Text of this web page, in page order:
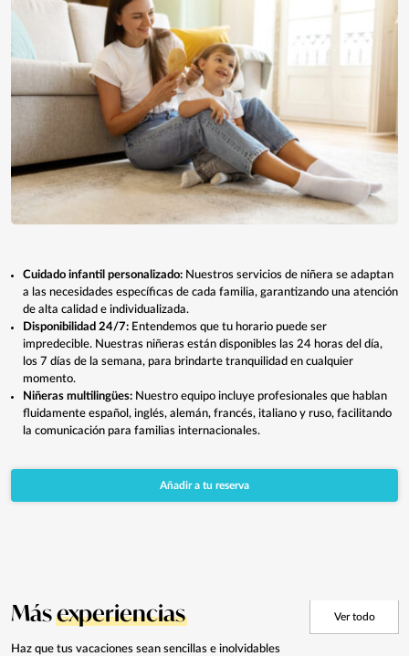
Cuidado infantil personalizado: Nuestros servicios de niñera se adaptan
a las necesidades específicas de cada familia, garantizando una atención
de alta calidad e individualizada.
Disponibilidad 24/7: Entendemos que tu horario puede ser
impredecible. Nuestras niñeras están disponibles las 24 horas del día,
los 7 días de la semana, para brindarte tranquilidad en cualquier
momento.
Niñeras multilingües: Nuestro equipo incluye profesionales que hablan
fluidamente español, inglés, alemán, francés, italiano y ruso, facilitando
la comunicación para familias internacionales.
Añadir a tu reserva
Másexperiencias
Haz que tus vacaciones sean sencillas e inolvidables
Ver todo